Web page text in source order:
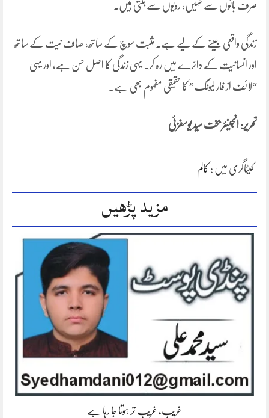
صرف باتوں سے نہیں، رویوں سے بنتی ہیں۔
زندگی واقعی جینے کے لیے ہے. مثبت سوچ کے ساتھ، صاف نیت کے ساتھ
اور انسانیت کے دائرے میں رہ کر۔ یہی زندگی کا اصل حسن ہے، اور یہی
“لائف از فار لیونگ” کا حقیقی مفہوم بھی ہے۔
تحریر: انجینئر بخت سید یوسفزئی
کیٹاگری میں : کالم
مزید پڑھیں
غریب، غریب تر ہوتا جا رہا ہے